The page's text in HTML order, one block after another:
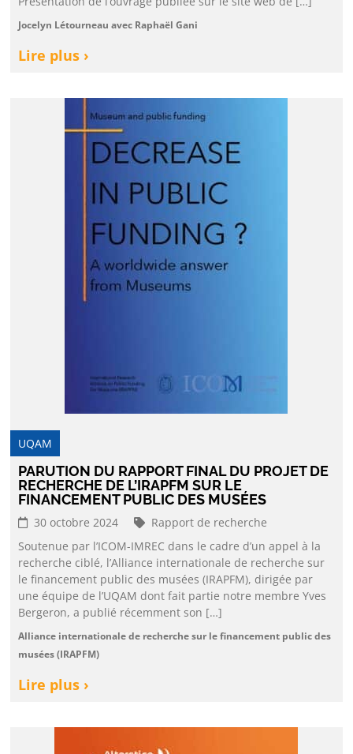
Jocelyn Létourneau avec Raphaël Gani
Lire plus ›
UQAM
PARUTION DU RAPPORT FINAL DU PROJET DE
RECHERCHE DE L’IRAPFM SUR LE
FINANCEMENT PUBLIC DES MUSÉES
30 octobre 2024
Rapport de recherche
Soutenue par l’ICOM-IMREC dans le cadre d’un appel à la
recherche ciblé, l’Alliance internationale de recherche sur
le financement public des musées (IRAPFM), dirigée par
une équipe de l’UQAM dont fait partie notre membre Yves
Bergeron, a publié récemment son […]
Alliance internationale de recherche sur le financement public des
musées (IRAPFM)
Lire plus ›